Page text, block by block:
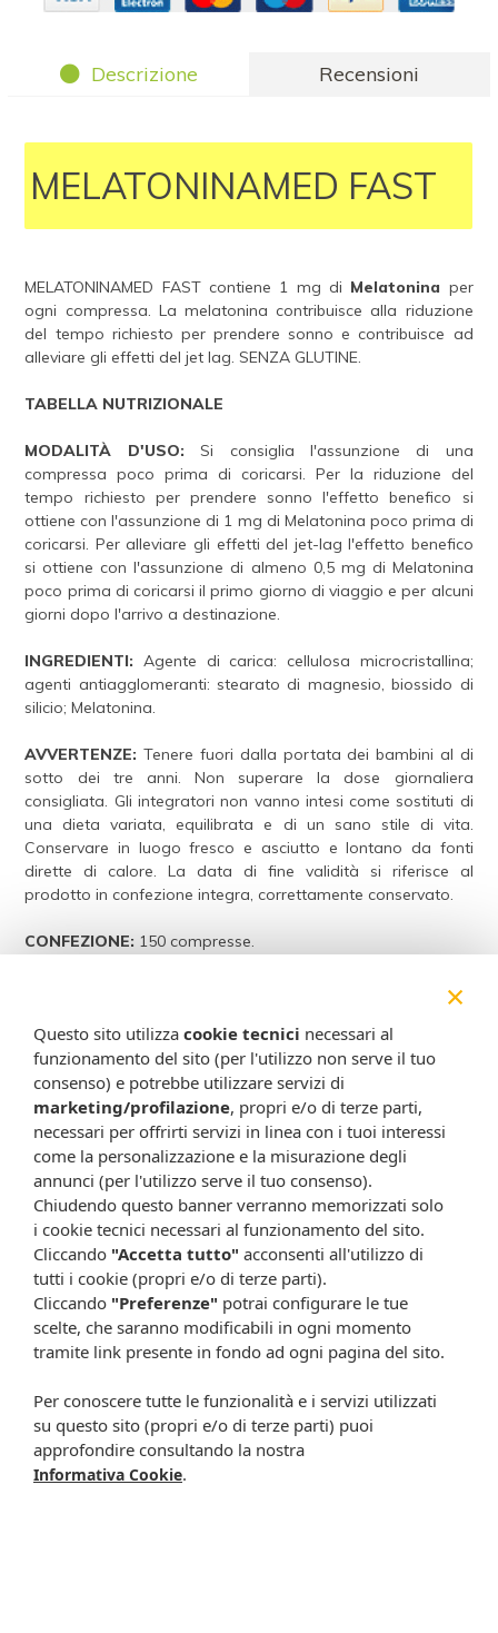
Descrizione Recensioni
MELATONINAMED FAST
MELATONINAMED FAST contiene 1 mg di Melatonina per
ogni compressa. La melatonina contribuisce alla riduzione
del tempo richiesto per prendere sonno e contribuisce ad
alleviare gli effetti del jet lag. SENZA GLUTINE.
TABELLA NUTRIZIONALE
MODALITÀ D'USO:Si consiglia l'assunzione di una
compressa poco prima di coricarsi. Per la riduzione del
tempo richiesto per prendere sonno l'effetto benefico si
ottiene con l'assunzione di 1 mg di Melatonina poco prima di
coricarsi. Per alleviare gli effetti del jet-lag l'effetto benefico
si ottiene con l'assunzione di almeno 0,5 mg di Melatonina
poco prima di coricarsi il primo giorno di viaggio e per alcuni
giorni dopo l'arrivo a destinazione.
INGREDIENTI: Agente di carica: cellulosa microcristallina;
agenti antiagglomeranti: stearato di magnesio, biossido di
silicio; Melatonina.
AVVERTENZE: Tenere fuori dalla portata dei bambini al di
sotto dei tre anni. Non superare la dose giornaliera
consigliata. Gli integratori non vanno intesi come sostituti di
una dieta variata, equilibrata e di un sano stile di vita.
Conservare in luogo fresco e asciutto e lontano da fonti
dirette di calore. La data di fine validità si riferisce al
prodotto in confezione integra, correttamente conservato.
CONFEZIONE: 150 compresse.
APPORTI MEDI DI COMPONENTI
CARATTERIZZANTI
Per dose giornaliera
(1 compressa)
Melatonina 1 mg
Attenzione:
Ogni scheda che troverai sul nostro sito è da considerarsi a scopo
informativo, utile alla guida dell’acquisto del prodotto. Non
sostituisce né il foglietto illustrativo (o la descrizione riportata sulla
confezione stessa), né il consiglio del medico, specialmente in caso
di possibili allergie o patologie. Vista la difficoltà nell’adeguarsi alle
continue modifiche effettuate dalle varie aziende produttrici come
cambio del packaging (colori, dimensioni, contenuto, informazioni) e
i possibili cambiamenti come cambio degli ingredienti e valori
percentuali, Farmacia Cavalieri Shop dichiara di non assumere
aggiornate in tempo reale e presenza di errori o omissioni. Inoltre
non si assumono responsabilità in caso di qualsiasi problema
causato dall’accesso delle informazioni riportate sul sito
×
Questo sito utilizza cookie tecnici necessari al
funzionamento del sito (per l'utilizzo non serve il tuo
consenso) e potrebbe utilizzare servizi di
marketing/profilazione, propri e/o di terze parti,
necessari per offrirti servizi in linea con i tuoi interessi
come la personalizzazione e la misurazione degli
annunci (per l'utilizzo serve il tuo consenso).
Chiudendo questo banner verranno memorizzati solo
i cookie tecnici necessari al funzionamento del sito.
Cliccando "Accetta tutto" acconsenti all'utilizzo di
tutti i cookie (propri e/o di terze parti).
Cliccando "Preferenze" potrai configurare le tue
scelte, che saranno modificabili in ogni momento
tramite link presente in fondo ad ogni pagina del sito.
Per conoscere tutte le funzionalità e i servizi utilizzati
su questo sito (propri e/o di terze parti) puoi
approfondire consultando la nostra
Informativa Cookie.